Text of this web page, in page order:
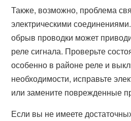
Также, возможно, проблема
электрическими
обрыв проводки может
реле сигнала. Проверьте
особенно в районе реле и
необходимости, исправьте
или замените поврежденные
Если вы не имеете